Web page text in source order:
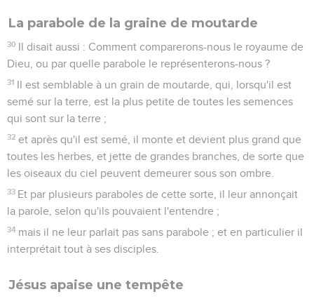
La parabole de la graine de moutarde
30 Il disait aussi : Comment comparerons-nous le royaume de
Dieu, ou par quelle parabole le représenterons-nous ?
31 Il est semblable à un grain de moutarde, qui, lorsqu'il est
semé sur la terre, est la plus petite de toutes les semences
qui sont sur la terre ;
32 et après qu'il est semé, il monte et devient plus grand que
toutes les herbes, et jette de grandes branches, de sorte que
les oiseaux du ciel peuvent demeurer sous son ombre.
33 Et par plusieurs paraboles de cette sorte, il leur annonçait
la parole, selon qu'ils pouvaient l'entendre ;
34 mais il ne leur parlait pas sans parabole ; et en particulier il
interprétait tout à ses disciples.
Jésus apaise une tempête